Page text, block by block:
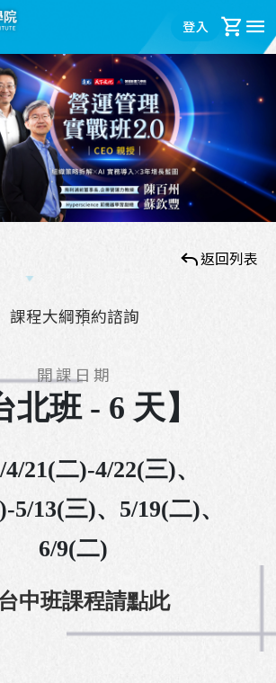
力學院
購
登入
連結 返回列表
課程大綱預約諮詢
開課日期
北班 - 6 天】
4/21(二)-4/22(三)、
5/13(三)、5/19(二)、
6/9(二)
中班課程請點此